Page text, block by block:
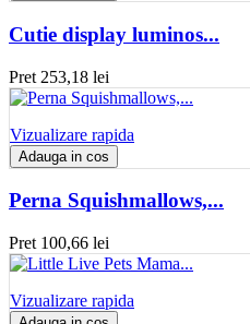
Cutie display luminos...
Pret 253,18 lei
Vizualizare rapida
Adauga in cos
Perna Squishmallows,...
Pret 100,66 lei
Vizualizare rapida